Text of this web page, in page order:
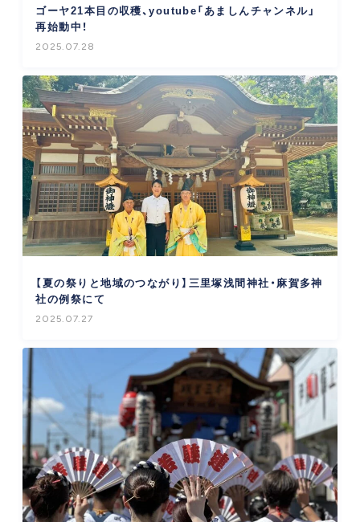
ゴーヤ21本目の収穫、youtube「あましんチャンネル」
再始動中！
2025.07.28
【夏の祭りと地域のつながり】三里塚浅間神社・麻賀多神
社の例祭にて
2025.07.27